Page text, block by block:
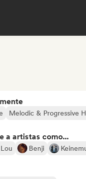
Melodic & Progressive
a artistas como...
Benji